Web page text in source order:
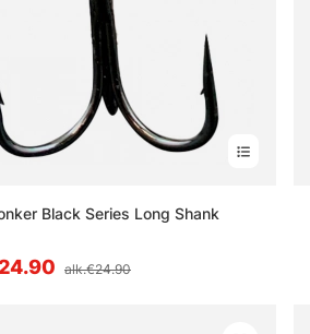
Black Series Long Shank
alk.€24.90